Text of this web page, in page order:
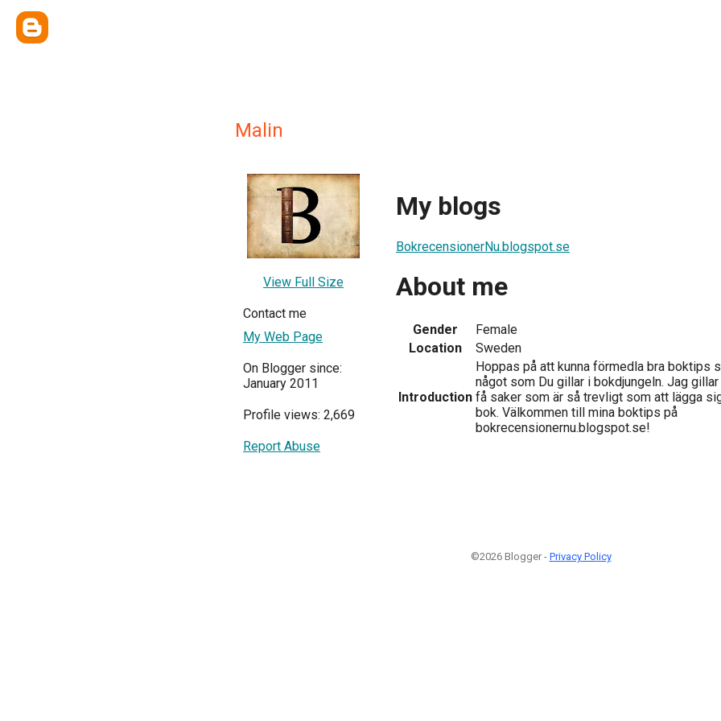
Malin
View Full Size
Contact me
My Web Page
On Blogger since:
January 2011
Profile views: 2,669
Report Abuse
My blogs
BokrecensionerNu.blogspot.se
About me
Gender
Female
Location
Sweden
Introduction
Hoppas på att kunna förmedla bra boktips
något som Du gillar i bokdjungeln. Jag
få saker som är så trevligt som att lägga
bok. Välkommen till mina boktips på
bokrecensionernu.blogspot.se!
©2026 Blogger - Privacy Policy